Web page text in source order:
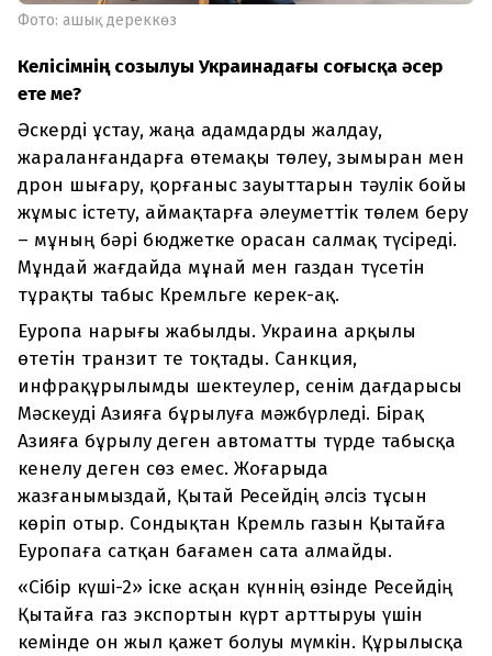
Фото: ашық дереккөз
Келісімнің созылуы Украинадағы соғысқа әсер
ете ме?
Әскерді ұстау, жаңа адамдарды жалдау,
жараланғандарға өтемақы төлеу, зымыран мен
дрон шығару, қорғаныс зауыттарын тәулік бойы
жұмыс істету, аймақтарға әлеуметтік төлем беру
– мұның бәрі бюджетке орасан салмақ түсіреді.
Мұндай жағдайда мұнай мен газдан түсетін
тұрақты табыс Кремльге керек-ақ.
Еуропа нарығы жабылды. Украина арқылы
өтетін транзит те тоқтады. Санкция,
инфрақұрылымды шектеулер, сенім дағдарысы
Мәскеуді Азияға бұрылуға мәжбүрледі. Бірақ
Азияға бұрылу деген автоматты түрде табысқа
кенелу деген сөз емес. Жоғарыда
жазғанымыздай, Қытай Ресейдің әлсіз тұсын
көріп отыр. Сондықтан Кремль газын Қытайға
Еуропаға сатқан бағамен сата алмайды.
«Сібір күші-2» іске асқан күннің өзінде Ресейдің
Қытайға газ экспортын күрт арттыруы үшін
кемінде он жыл қажет болуы мүмкін. Құрылысқа